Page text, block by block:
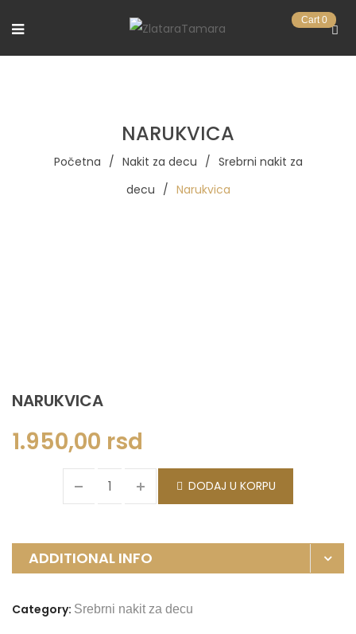
Cart 0
NARUKVICA
Početna / Nakit za decu / Srebrni nakit za
decu / Narukvica
NARUKVICA
1.950,00 rsd
DODAJ U KORPU
ADDITIONAL INFO
Category: Srebrni nakit za decu